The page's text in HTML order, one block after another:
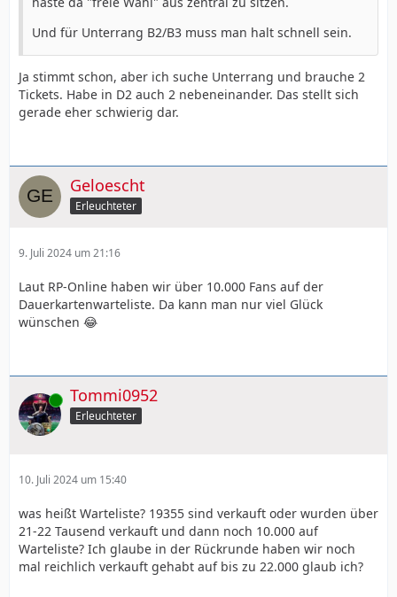
Und für Unterrang B2/B3 muss man halt schnell sein.
Ja stimmt schon, aber ich suche Unterrang und brauche 2
Tickets. Habe in D2 auch 2 nebeneinander. Das stellt sich
gerade eher schwierig dar.
Geloescht
Erleuchteter
9. Juli 2024 um 21:16
Laut RP-Online haben wir über 10.000 Fans auf der
Dauerkartenwarteliste. Da kann man nur viel Glück
wünschen 😂
Online Tommi0952
Erleuchteter
10. Juli 2024 um 15:40
was heißt Warteliste? 19355 sind verkauft oder wurden über
21-22 Tausend verkauft und dann noch 10.000 auf
Warteliste? Ich glaube in der Rückrunde haben wir noch
mal reichlich verkauft gehabt auf bis zu 22.000 glaub ich?